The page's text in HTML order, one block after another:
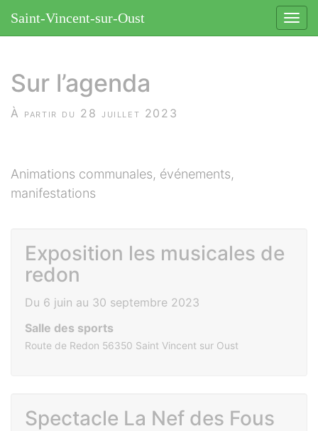
contenu
le
Saint-Vincent-sur-Oust
Sur l’agenda
À partir du 28 juillet 2023
Animations communales, événements,
manifestations
Exposition les musicales de
redon
Du 6 juin au 30 septembre 2023
Salle des sports
Route de Redon 56350 Saint Vincent sur Oust
Spectacle La Nef des Fous